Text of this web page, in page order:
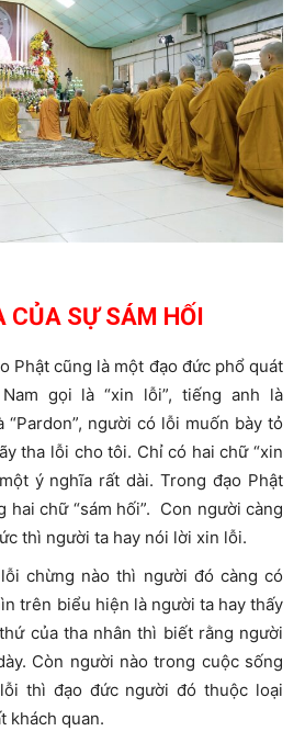
CỦA SỰ SÁM HỐI
Phật cũng là một đạo đức phổ quát
gọi là “xin lỗi”, tiếng anh là
“Pardon”, người có lỗi muốn bày tỏ
tha lỗi cho tôi. Chỉ có hai chữ “xin
ý nghĩa rất dài. Trong đạo Phật
hai chữ “sám hối”. Con người càng
thì người ta hay nói lời xin lỗi.
chừng nào thì người đó càng có
trên biểu hiện là người ta hay thấy
của tha nhân thì biết rằng người
Còn người nào trong cuộc sống
thì đạo đức người đó thuộc loại
khách quan.